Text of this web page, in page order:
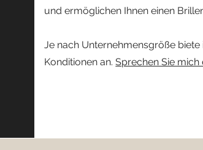
und ermöglichen Ihnen einen
Je nach Unternehmensgröße
Konditionen an.Sprechen Sie mich